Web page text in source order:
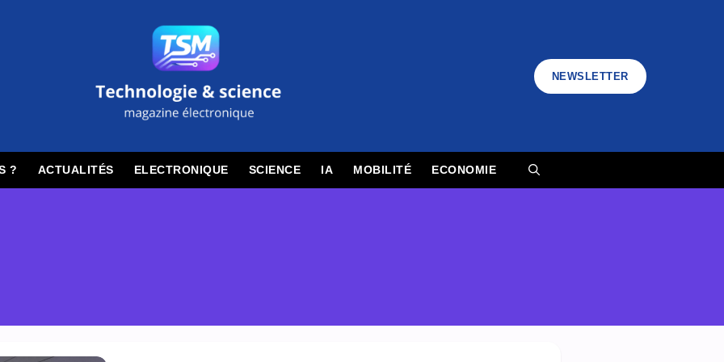
NEWSLETTER
? ACTUALITÉS ELECTRONIQUE SCIENCE IA MOBILITÉ ECONOMIE